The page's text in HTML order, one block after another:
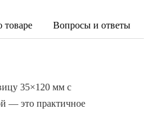
Вопросы и ответы
35×120 мм с
— это практичное